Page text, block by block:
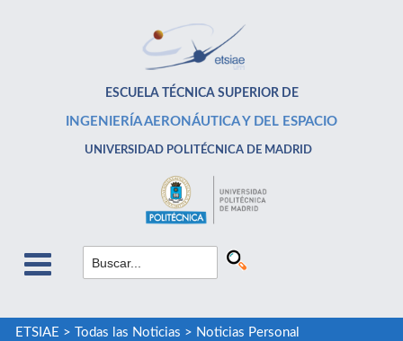
ESCUELA TÉCNICA SUPERIOR DE
INGENIERÍA AERONÁUTICA Y DEL ESPACIO
UNIVERSIDAD POLITÉCNICA DE MADRID
ETSIAE > Todas las Noticias > Noticias Personal